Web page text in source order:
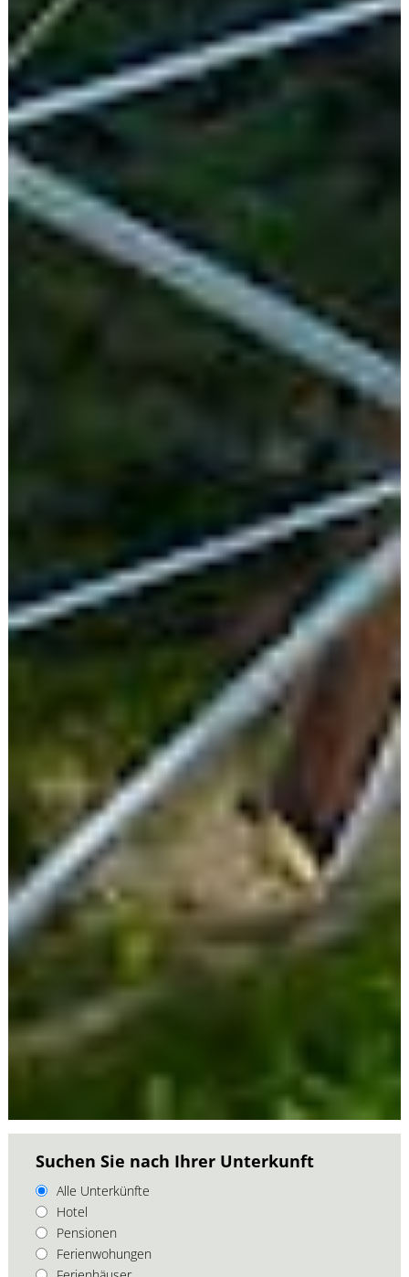
Suchen Sie nach Ihrer Unterkunft
Alle Unterkünfte
Hotel
Pensionen
Ferienwohungen